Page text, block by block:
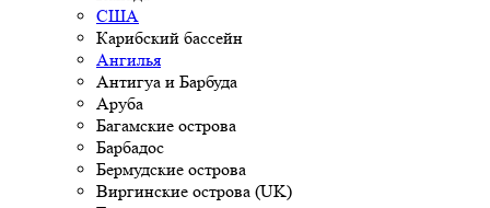
США
Карибский бассейн
Ангилья
Антигуа и Барбуда
Аруба
Багамские острова
Барбадос
Бермудские острова
Виргинские острова (UK)